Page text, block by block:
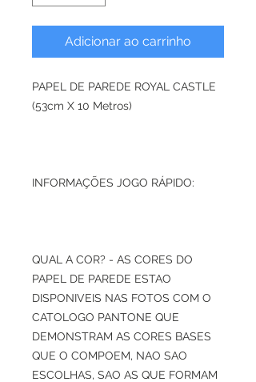
Adicionar ao carrinho
PAPEL DE PAREDE ROYAL CASTLE
(53cm X 10 Metros)
INFORMAÇÕES JOGO RÁPIDO:
QUAL A COR? - AS CORES DO
PAPEL DE PAREDE ESTAO
DISPONIVEIS NAS FOTOS COM O
CATOLOGO PANTONE QUE
DEMONSTRAM AS CORES BASES
QUE O COMPOEM, NAO SAO
ESCOLHAS, SAO AS QUE FORMAM